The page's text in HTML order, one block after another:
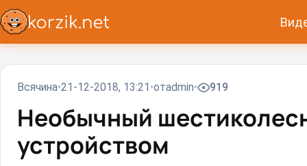
Всячина 21-12-2018, 13:21 отadmin 919
Необычный
устройством